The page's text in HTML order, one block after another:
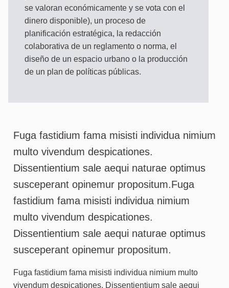
se valoran económicamente y se vota con el
dinero disponible), un proceso de
planificación estratégica, la redacción
colaborativa de un reglamento o norma, el
diseño de un espacio urbano o la producción
de un plan de políticas públicas.
Acerca de este proceso
Fuga fastidium fama misisti individua nimium
multo vivendum despicationes.
Dissentientium sale aequi naturae optimus
susceperant opinemur propositum.Fuga
fastidium fama misisti individua nimium
multo vivendum despicationes.
Dissentientium sale aequi naturae optimus
susceperant opinemur propositum.
Fuga fastidium fama misisti individua nimium multo
vivendum despicationes. Dissentientium sale aequi